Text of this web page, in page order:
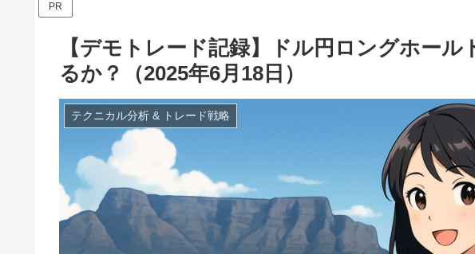
PR
【デモトレード記録】ドル円ロングホー
るか？（2025年6月18日）
テクニカル分析 & トレード戦略